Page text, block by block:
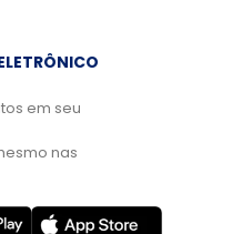
em seu
nas